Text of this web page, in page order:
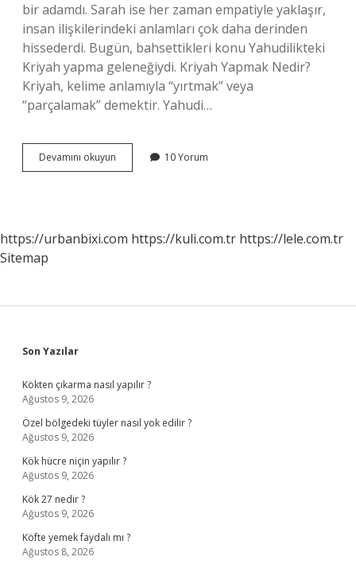
bir adamdı. Sarah ise her zaman empatiyle yaklaşır,
insan ilişkilerindeki anlamları çok daha derinden
hissederdi. Bugün, bahsettikleri konu Yahudilikteki
Kriyah yapma geleneğiydi. Kriyah Yapmak Nedir?
Kriyah, kelime anlamıyla “yırtmak” veya
“parçalamak” demektir. Yahudi…
Devamını okuyun Yahudilerde
Kriyah
10 Yorum
https://urbanbixi.com https://kuli.com.tr https://lele.com.tr
Sitemap
Sidebar
Son Yazılar
Kökten çıkarma nasıl yapılır ?
Ağustos 9, 2026
Özel bölgedeki tüyler nasıl yok edilir ?
Ağustos 9, 2026
Kök hücre niçin yapılır ?
Ağustos 9, 2026
Kök 27 nedir ?
Ağustos 9, 2026
Köfte yemek faydalı mı ?
Ağustos 8, 2026